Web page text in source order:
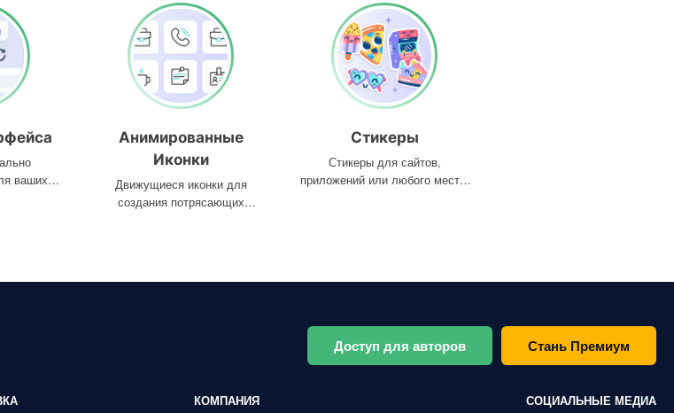
ваших
Анимированные
Иконки
Движущиеся иконки для
создания потрясающих
Стикеры
Стикеры для сайтов,
приложений или любого места,
Доступ для авторов Стань Премиум
КОМПАНИЯ СОЦИАЛЬНЫЕ МЕДИА